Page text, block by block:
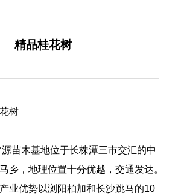
精品桂花树
树
苗木基地位于长株潭三市交汇的中
乡，地理位置十分优越，交通发达。
业优势以浏阳柏加和长沙跳马的10